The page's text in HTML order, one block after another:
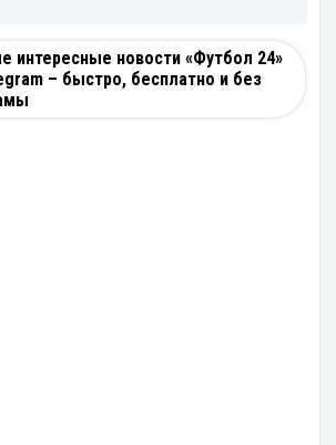
интересные новости «Футбол 24»
– быстро, бесплатно и без